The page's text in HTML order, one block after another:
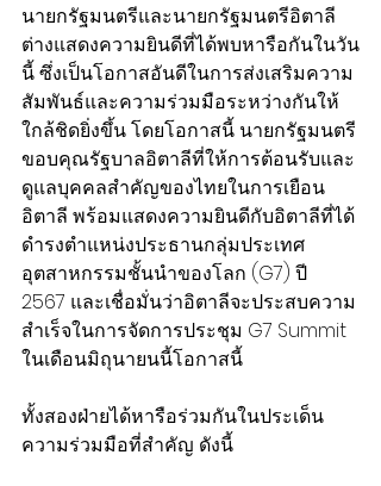
นายกรัฐมนตรีและนายกรัฐมนตรีอิตาลี
ต่างแสดงความยินดีที่ได้พบหารือกันในวัน
นี้ ซึ่งเป็นโอกาสอันดีในการส่งเสริมความ
สัมพันธ์และความร่วมมือระหว่างกันให้
ใกล้ชิดยิ่งขึ้น โดยโอกาสนี้ นายกรัฐมนตรี
ขอบคุณรัฐบาลอิตาลีที่ให้การต้อนรับและ
ดูแลบุคคลสำคัญของไทยในการเยือน
อิตาลี พร้อมแสดงความยินดีกับอิตาลีที่ได้
ดำรงตำแหน่งประธานกลุ่มประเทศ
อุตสาหกรรมชั้นนำของโลก (G7) ปี
2567 และเชื่อมั่นว่าอิตาลีจะประสบความ
สำเร็จในการจัดการประชุม G7 Summit
ในเดือนมิถุนายนนี้โอกาสนี้
ทั้งสองฝ่ายได้หารือร่วมกันในประเด็น
ความร่วมมือที่สำคัญ ดังนี้